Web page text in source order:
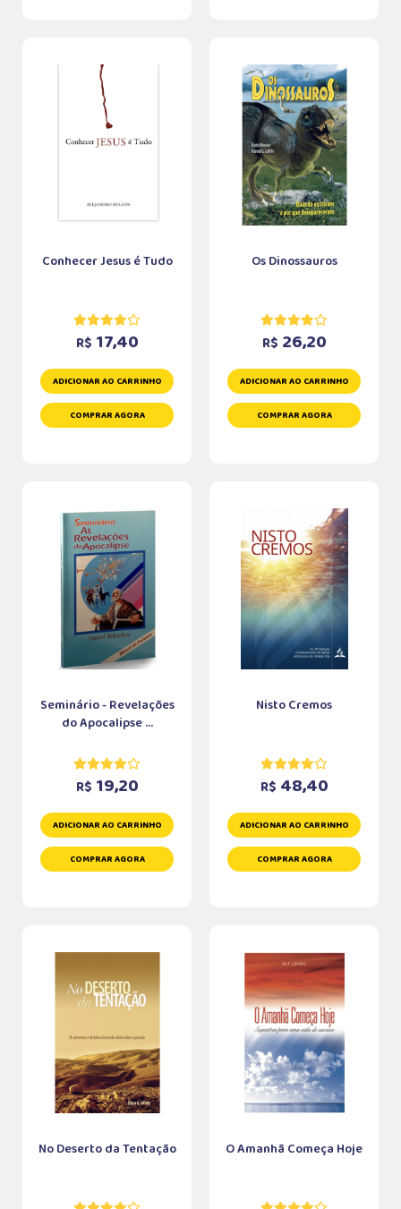
Conhecer Jesus é Tudo
R$ 17,40
ADICIONAR AO CARRINHO
COMPRAR AGORA
Os Dinossauros
R$ 26,20
ADICIONAR AO CARRINHO
COMPRAR AGORA
Seminário - Revelações
do Apocalipse ...
R$ 19,20
ADICIONAR AO CARRINHO
COMPRAR AGORA
Nisto Cremos
R$ 48,40
ADICIONAR AO CARRINHO
COMPRAR AGORA
No Deserto da Tentação O Amanhã Começa Hoje